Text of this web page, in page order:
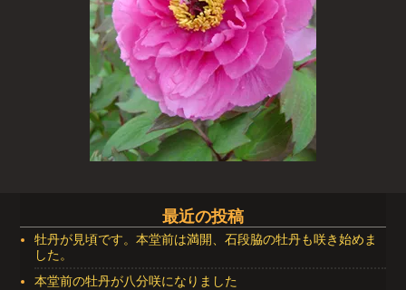
最近の投稿
牡丹が見頃です。本堂前は満開、石段脇の牡丹も咲き始めま
した。
本堂前の牡丹が八分咲になりました